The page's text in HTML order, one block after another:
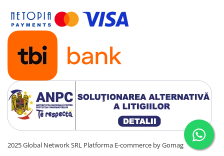
2025 Global Network SRL Platforma E-commerce by Gomag